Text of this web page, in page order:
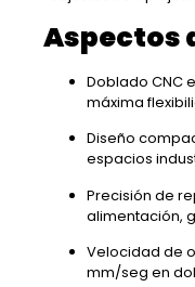
Aspectos
Doblado CNC
máxima
Diseño
espacios
Precisión de
alimentación,
Velocidad de
mm/seg en